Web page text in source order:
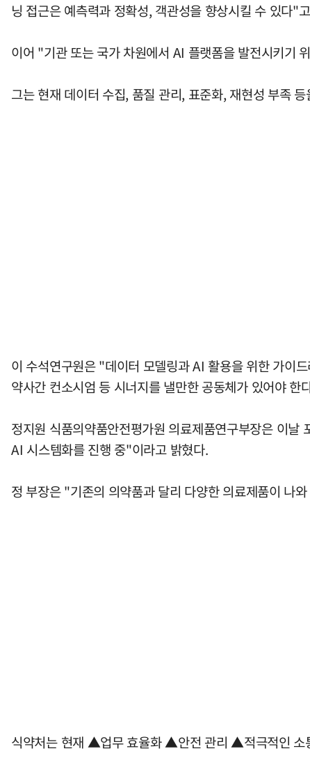
닝 접근은 예측력과 정확성, 객관성을 향상시킬 수 있다"
이어 "기관 또는 국가 차원에서 AI 플랫폼을 발전시키기
그는 현재 데이터 수집, 품질 관리, 표준화, 재현성 부족
이 수석연구원은 "데이터 모델링과 AI 활용을 위한 가이
약사간 컨소시엄 등 시너지를 낼만한 공동체가 있어야 한
정지원 식품의약품안전평가원 의료제품연구부장은 이
AI 시스템화를 진행 중"이라고 밝혔다.
정 부장은 "기존의 의약품과 달리 다양한 의료제품이 나
식약처는 현재 ▲업무 효율화 ▲안전 관리 ▲적극적인 소